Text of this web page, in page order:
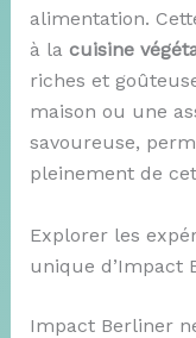
alimentation.
à la cuisine
riches et
maison ou une
savoureuse,
pleinement de
Explorer les
unique d’Impact
Impact Berliner